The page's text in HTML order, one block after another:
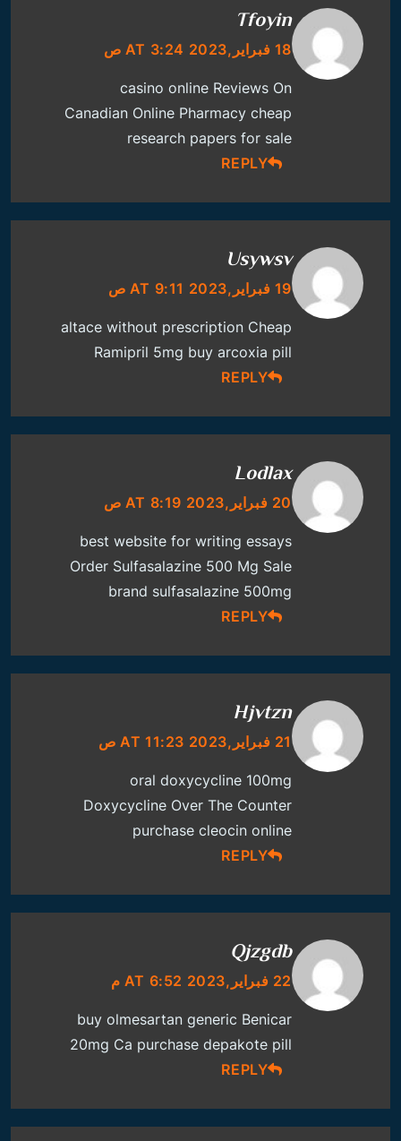
Tfoyin
18 فبراير,2023 AT 3:24 ص
casino online Reviews On
Canadian Online Pharmacy cheap
research papers for sale
REPLY
Usywsv
19 فبراير,2023 AT 9:11 ص
altace without prescription Cheap
Ramipril 5mg buy arcoxia pill
REPLY
Lodlax
20 فبراير,2023 AT 8:19 ص
best website for writing essays
Order Sulfasalazine 500 Mg Sale
brand sulfasalazine 500mg
REPLY
Hjvtzn
21 فبراير,2023 AT 11:23 ص
oral doxycycline 100mg
Doxycycline Over The Counter
purchase cleocin online
REPLY
Qjzgdb
22 فبراير,2023 AT 6:52 م
buy olmesartan generic Benicar
20mg Ca purchase depakote pill
REPLY